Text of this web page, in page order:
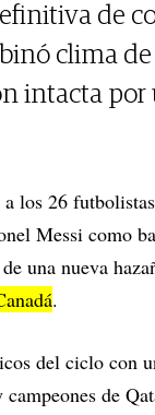
de
clima
intacta por
los 26
Messi como
una nueva
.
del ciclo con
de